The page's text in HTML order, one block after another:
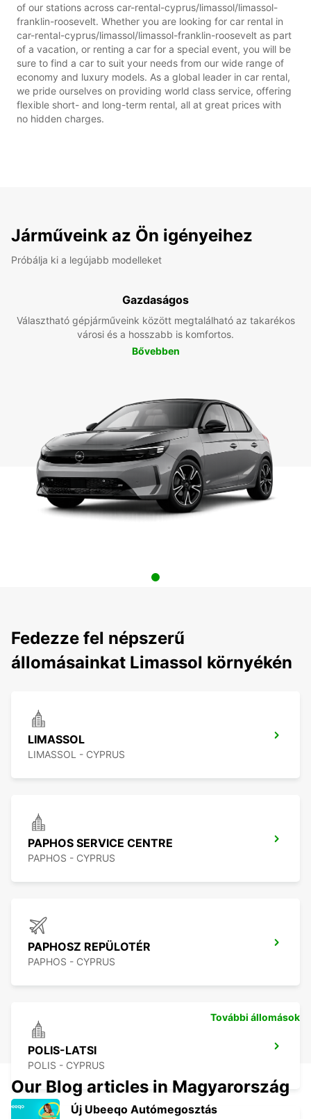
of our stations across car-rental-cyprus/limassol/limassol-
franklin-roosevelt. Whether you are looking for car rental in
car-rental-cyprus/limassol/limassol-franklin-roosevelt as part
of a vacation, or renting a car for a special event, you will be
sure to find a car to suit your needs from our wide range of
economy and luxury models. As a global leader in car rental,
we pride ourselves on providing world class service, offering
flexible short- and long-term rental, all at great prices with
no hidden charges.
Járműveink az Ön igényeihez
Próbálja ki a legújabb modelleket
Gazdaságos
Választható gépjárműveink között megtalálható az takarékos
városi és a hosszabb is komfortos.
Bővebben
Fedezze fel népszerű
állomásainkat Limassol környékén
LIMASSOL
LIMASSOL - CYPRUS
PAPHOS SERVICE CENTRE
PAPHOS - CYPRUS
PAPHOSZ REPÜLOTÉR
PAPHOS - CYPRUS
POLIS-LATSI
POLIS - CYPRUS
További állomások
Our Blog articles in Magyarország
Új Ubeeqo Autómegosztás